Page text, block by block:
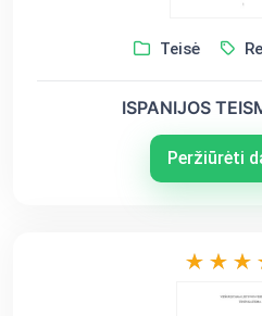
Teisė
ISPANIJOS
Peržiūrėti